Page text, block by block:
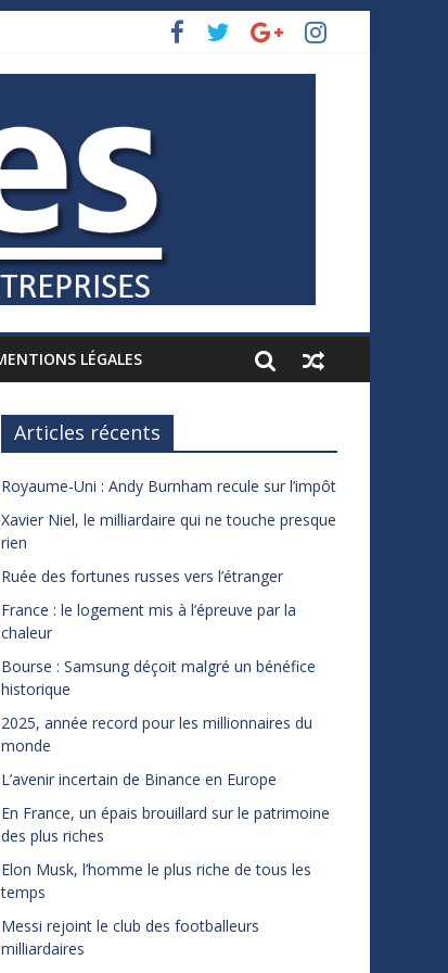
LÉGALES
Articles récents
Royaume-Uni : Andy Burnham recule sur l’impôt
Xavier Niel, le milliardaire qui ne touche presque
rien
Ruée des fortunes russes vers l’étranger
France : le logement mis à l’épreuve par la
chaleur
Bourse : Samsung déçoit malgré un bénéfice
historique
2025, année record pour les millionnaires du
monde
L’avenir incertain de Binance en Europe
En France, un épais brouillard sur le patrimoine
des plus riches
Elon Musk, l’homme le plus riche de tous les
temps
Messi rejoint le club des footballeurs
milliardaires